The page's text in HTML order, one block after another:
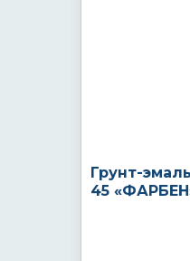
Грунт-эмаль
45